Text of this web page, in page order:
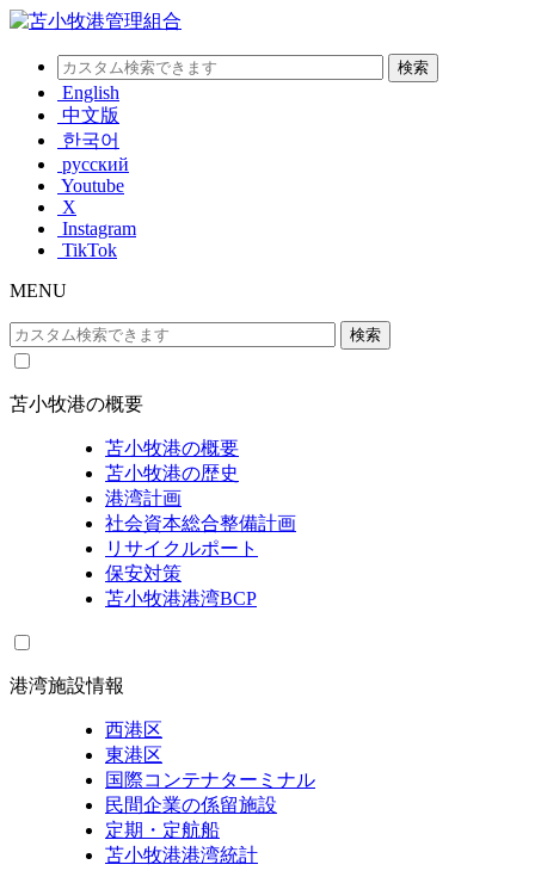
English
中文版
한국어
русский
Youtube
X
Instagram
TikTok
MENU
苫小牧港の概要
苫小牧港の概要
苫小牧港の歴史
港湾計画
社会資本総合整備計画
リサイクルポート
保安対策
苫小牧港港湾BCP
港湾施設情報
西港区
東港区
国際コンテナターミナル
民間企業の係留施設
定期・定航船
苫小牧港港湾統計